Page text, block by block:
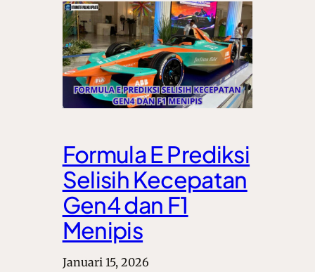
Formula E Prediksi
Selisih Kecepatan
Gen4 dan F1
Menipis
Januari 15, 2026